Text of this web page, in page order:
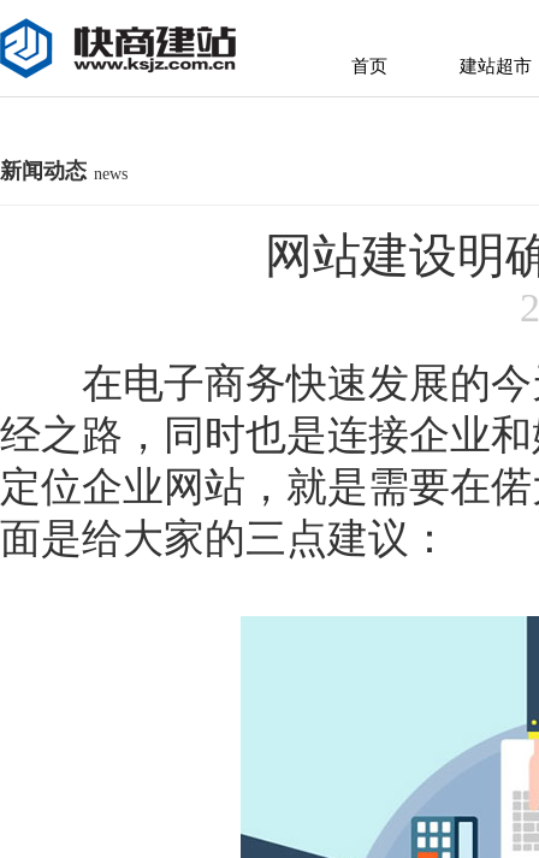
建站超市
建站超市
首页
首页
新闻动态 news
网站建设明
在电子商务快速发展的今
经之路，同时也是连接企业
定位企业网站，就是需要在
面是给大家的三点建议：